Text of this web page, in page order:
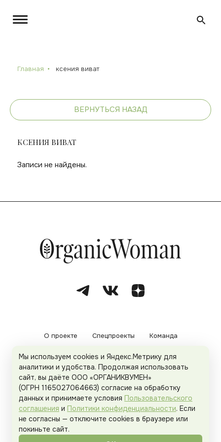
Главная ксения виват
ВЕРНУТЬСЯ НАЗАД
КСЕНИЯ ВИВАТ
Записи не найдены.
О проекте Спецпроекты Команда
Рекламодателям Политика конфиденциальности
Пользовательское соглашение
Organicwoman.ru . Все права защищены.
Мы используем cookies и Яндекс.Метрику для
аналитики и удобства. Продолжая использовать
сайт, вы даёте ООО «ОРГАНИКВУМЕН»
(ОГРН 1165027064663) согласие на обработку
данных и принимаете условия Пользовательского
соглашения и Политики конфиденциальности. Если
не согласны — отключите cookies в браузере или
покиньте сайт.